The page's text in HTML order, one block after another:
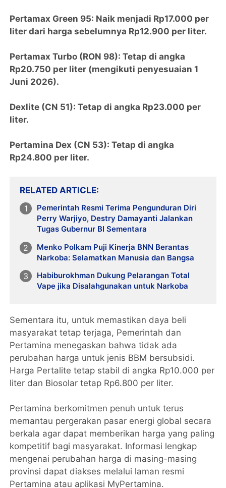
Pertamax Green 95: Naik menjadi Rp17.000 per
liter dari harga sebelumnya Rp12.900 per liter.
Pertamax Turbo (RON 98): Tetap di angka
Rp20.750 per liter (mengikuti penyesuaian 1
Juni 2026).
Dexlite (CN 51): Tetap di angka Rp23.000 per
liter.
Pertamina Dex (CN 53): Tetap di angka
Rp24.800 per liter.
RELATED ARTICLE
Pemerintah Resmi Terima Pengunduran Diri
Perry Warjiyo, Destry Damayanti Jalankan
Tugas Gubernur BI Sementara
Menko Polkam Puji Kinerja BNN Berantas
Narkoba: Selamatkan Manusia dan Bangsa
Habiburokhman Dukung Pelarangan Total
Vape jika Disalahgunakan untuk Narkoba
Sementara itu, untuk memastikan daya beli
masyarakat tetap terjaga, Pemerintah dan
Pertamina menegaskan bahwa tidak ada
perubahan harga untuk jenis BBM bersubsidi.
Harga Pertalite tetap stabil di angka Rp10.000 per
liter dan Biosolar tetap Rp6.800 per liter.
Pertamina berkomitmen penuh untuk terus
memantau pergerakan pasar energi global secara
berkala agar dapat memberikan harga yang paling
kompetitif bagi masyarakat. Informasi lengkap
mengenai perubahan harga di masing-masing
provinsi dapat diakses melalui laman resmi
Pertamina atau aplikasi MyPertamina.